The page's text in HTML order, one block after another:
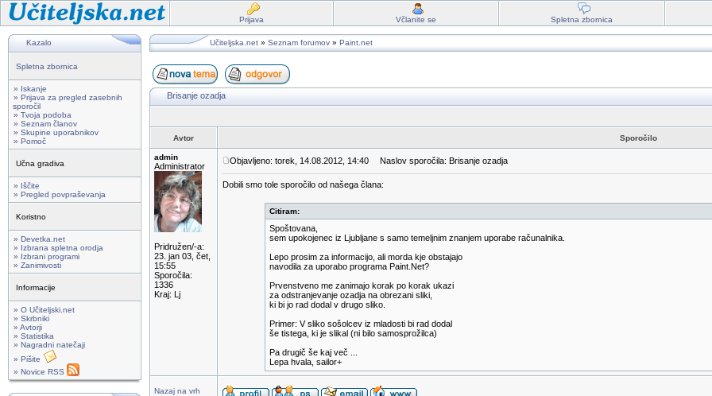
Prijava Včlanite se Spletna zbornica
Kazalo
Spletna zbornica
» Iskanje
» Prijava za pregled zasebnih
sporočil
» Tvoja podoba
» Seznam članov
» Skupine uporabnikov
» Pomoč
Učna gradiva
» Iščite
» Pregled povpraševanja
Koristno
» Devetka.net
» Izbrana spletna orodja
» Izbrani programi
» Zanimivosti
Informacije
» O Učiteljski.net
» Skrbniki
» Avtorji
» Statistika
» Nagradni natečaji
» Pišite
» Novice RSS
Učiteljska.net » Seznam forumov » Paint.net
Brisanje ozadja
Avtor Sporočilo
admin
Administrator
Pridružen/-a:
23. jan 03, čet,
15:55
Sporočila:
1336
Kraj: Lj
Objavljeno: torek, 14.08.2012, 14:40 Naslov sporočila: Brisanje ozadja
Dobili smo tole sporočilo od našega člana:
Citiram:
Spoštovana,
sem upokojenec iz Ljubljane s samo temeljnim znanjem uporabe računalnika.
Lepo prosim za informacijo, ali morda kje obstajajo
navodila za uporabo programa Paint.Net?
Prvenstveno me zanimajo korak po korak ukazi
za odstranjevanje ozadja na obrezani sliki,
ki bi jo rad dodal v drugo sliko.
Primer: V sliko sošolcev iz mladosti bi rad dodal
še tistega, ki je slikal (ni bilo samosprožilca)
Pa drugič še kaj več ...
Lepa hvala, sailor+
Nazaj na vrh